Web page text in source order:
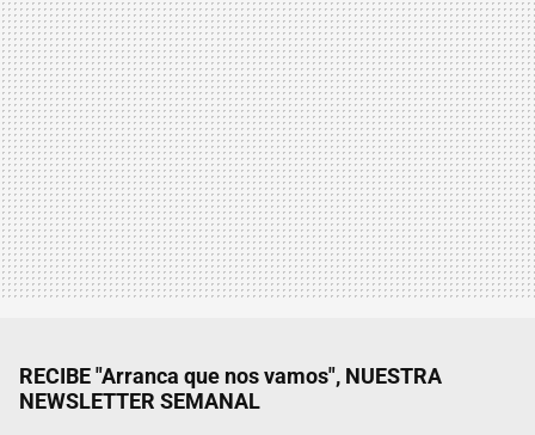
RECIBE "Arranca que nos vamos", NUESTRA
NEWSLETTER SEMANAL